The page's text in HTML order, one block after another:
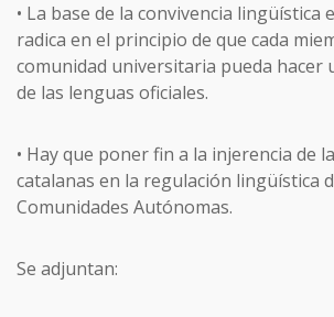
• La base de la convivencia lingüística
radica en el principio de que cada
comunidad universitaria pueda hacer
de las lenguas oficiales.
• Hay que poner fin a la injerencia de
catalanas en la regulación lingüística
Comunidades Autónomas.
Se adjuntan: